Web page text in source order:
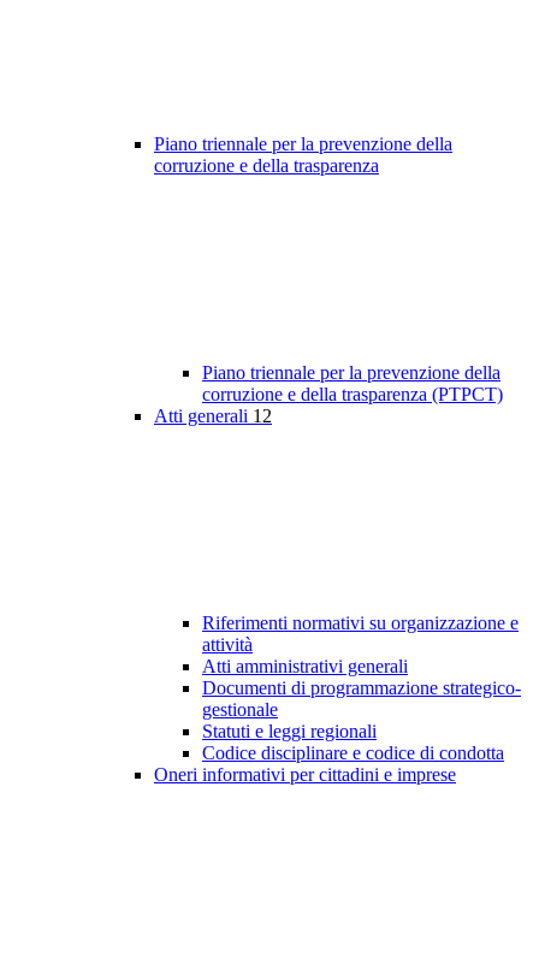
Piano triennale per la prevenzione della
corruzione e della trasparenza
Piano triennale per la prevenzione della
corruzione e della trasparenza (PTPCT)
Atti generali 12
Riferimenti normativi su organizzazione e
attività
Atti amministrativi generali
Documenti di programmazione strategico-
gestionale
Statuti e leggi regionali
Codice disciplinare e codice di condotta
Oneri informativi per cittadini e imprese